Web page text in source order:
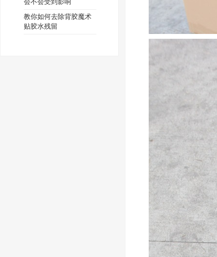
会不会受到影响
教你如何去除背胶魔术
贴胶水残留